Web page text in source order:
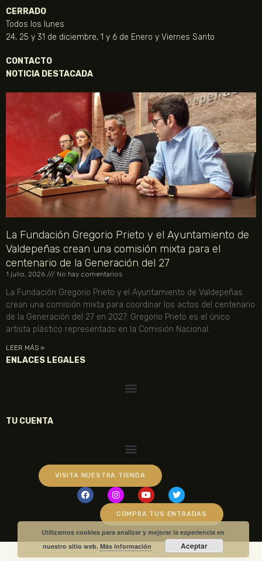
CERRADO
Todos los lunes
24, 25 y 31 de diciembre, 1 y 6 de Enero y Viernes Santo
CONTACTO
NOTICIA DESTACADA
La Fundación Gregorio Prieto y el Ayuntamiento de
Valdepeñas crean una comisión mixta para el
centenario de la Generación del 27
1 julio, 2026 No hay comentarios
La Fundación Gregorio Prieto y el Ayuntamiento de Valdepeñas
crean una comisión mixta para coordinar los actos del centenario
de la Generación del 27 en 2027. Gregorio Prieto es el único
artista plástico representado en la Comisión Nacional.
LEER MÁS »
ENLACES LEGALES
TU CUENTA
VISITA NUESTRA TIENDA
COMPRA TUS ENTRADAS
Utilizamos cookies para analizar y mejorar la experiencia en
nuestro sitio web.Más información Aceptar